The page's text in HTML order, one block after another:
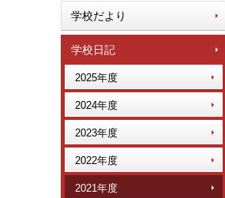
学校だより
学校日記
2025年度
2024年度
2023年度
2022年度
2021年度